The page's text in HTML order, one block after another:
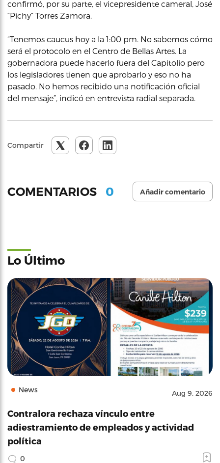
confirmó, por su parte, el vicepresidente cameral, José
“Pichy” Torres Zamora.
“Tenemos caucus hoy a la 1:00 pm. No sabemos cómo
será el protocolo en el Centro de Bellas Artes. La
gobernadora puede hacerlo fuera del Capitolio pero
los legisladores tienen que aprobarlo y eso no ha
pasado. No hemos recibido una notificación oficial
del mensaje”, indicó en entrevista radial separada.
Compartir
COMENTARIOS 0 Añadir comentario
Lo Último
News Aug 9, 2026
Contralora rechaza vínculo entre
adiestramiento de empleados y actividad
política
0